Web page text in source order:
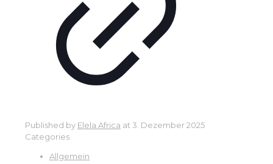
Published by Elela Africa at 3. Dezember 2025
Categories
Allgemein